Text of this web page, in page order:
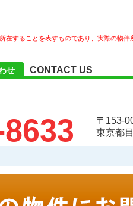
することを表すものであり、実際の物件
せ CONTACT US
〒153-
東京都